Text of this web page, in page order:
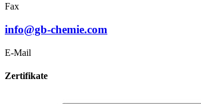
Fax
info@gb-chemie.com
E-Mail
Zertifikate